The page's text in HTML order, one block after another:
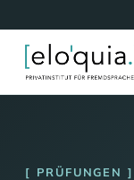
PRÜFUNGEN